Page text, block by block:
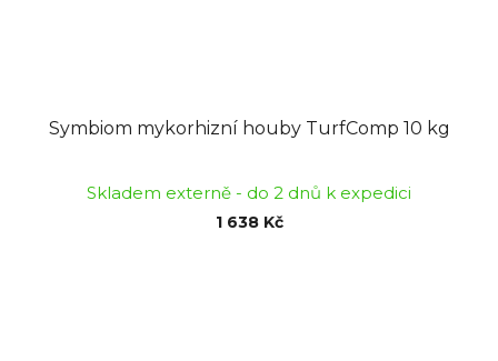
Symbiom mykorhizní houby TurfComp 10 kg
Skladem externě - do 2 dnů k expedici
1 638 Kč